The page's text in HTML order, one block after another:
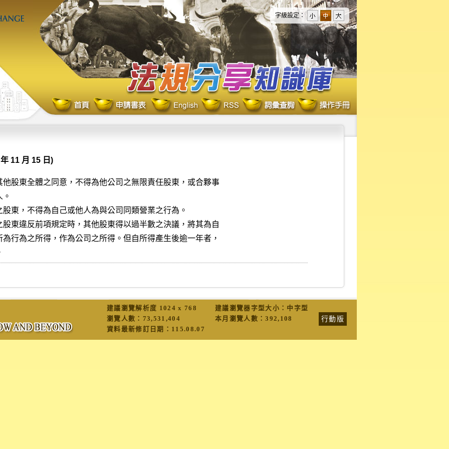
字級設定：
11 月 15 日)
他股東全體之同意，不得為他公司之無限責任股東，或合夥事
股東，不得為自己或他人為與公司同類營業之行為。
股東違反前項規定時，其他股東得以過半數之決議，將其為自
為行為之所得，作為公司之所得。但自所得產生後逾一年者，
建議瀏覽解析度 1024 x 768 建議瀏覽器字型大小：中字型
行動版
瀏覽人數： 73,531,404 本月瀏覽人數：392,108
資料最新修訂日期： 115.08.07